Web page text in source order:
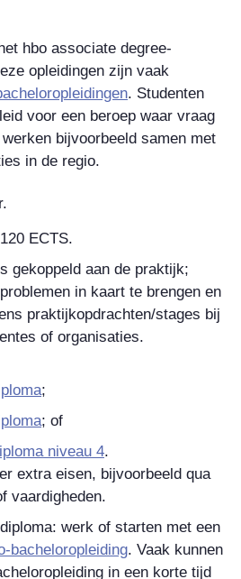
hbo associate degree-
opleidingen zijn vaak
. Studenten
voor een beroep waar vraag
bijvoorbeeld samen met
in de regio.
ECTS.
gekoppeld aan de praktijk;
in kaart te brengen en
praktijkopdrachten/stages bij
of organisaties.
;
; of
niveau 4.
extra eisen, bijvoorbeeld qua
vaardigheden.
werk of starten met een
bacheloropleiding. Vaak kunnen
in een korte tijd